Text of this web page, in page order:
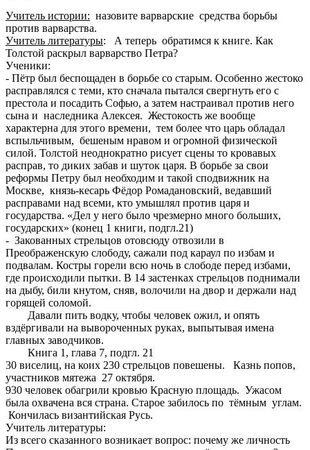
Учитель истории: назовите варварские средства борьбы
против варварства.
Учитель литературы: А теперь обратимся к книге. Как
Толстой раскрыл варварство Петра?
Ученики:
- Пётр был беспощаден в борьбе со старым. Особенно жестоко
расправлялся с теми, кто сначала пытался свергнуть его с
престола и посадить Софью, а затем настраивал против него
сына и наследника Алексея. Жестокость же вообще
характерна для этого времени, тем более что царь обладал
вспыльчивым, бешеным нравом и огромной физической
силой. Толстой неоднократно рисует сцены то кровавых
расправ, то диких забав и шуток царя. В борьбе за свои
реформы Петру был необходим и такой сподвижник на
Москве, князь-кесарь Фёдор Ромадановский, ведавший
расправами над всеми, кто умышлял против царя и
государства. «Дел у него было чрезмерно много больших,
государских» (конец 1 книги, подгл.21)
- Закованных стрельцов отовсюду отвозили в
Преображенскую слободу, сажали под караул по избам и
подвалам. Костры горели всю ночь в слободе перед избами,
где происходили пытки. В 14 застенках стрельцов поднимали
на дыбу, били кнутом, сняв, волочили на двор и держали над
горящей соломой.
Давали пить водку, чтобы человек ожил, и опять
вздёргивали на вывороченных руках, выпытывая имена
главных заводчиков.
Книга 1, глава 7, подгл. 21
30 виселиц, на коих 230 стрельцов повешены. Казнь попов,
участников мятежа 27 октября.
930 человек обагрили кровью Красную площадь. Ужасом
была охвачена вся страна. Старое забилось по тёмным углам.
Кончилась византийская Русь.
Учитель литературы:
Из всего сказанного возникает вопрос: почему же личность